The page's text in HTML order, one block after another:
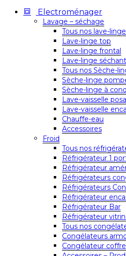
Electroménager
Lavage – séchage
Tous nos lave-linge
Lave-linge top
Lave-linge frontal
Lave-linge séchant
Tous nos Sèche-
Sèche-linge
Sèche-linge à
Lave-vaisselle
Lave-vaisselle
Chauffe-eau
Accessoires
Froid
Tous nos
Réfrigérateur 1
Réfrigérateur
Réfrigérateurs
Réfrigérateurs
Réfrigérateur
Réfrigérateur Bar
Réfrigérateur
Tous nos
Congélateurs
Congélateur coffre